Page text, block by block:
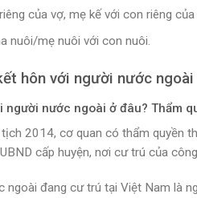
của vợ, mẹ kế với con riêng của
nuôi/mẹ nuôi với con nuôi.
hôn với người nước
người nước ngoài ở đâu? Thẩm
2014, cơ quan có thẩm quyền
cấp huyện, nơi cư trú của
ngoài đang cư trú tại Việt Nam là